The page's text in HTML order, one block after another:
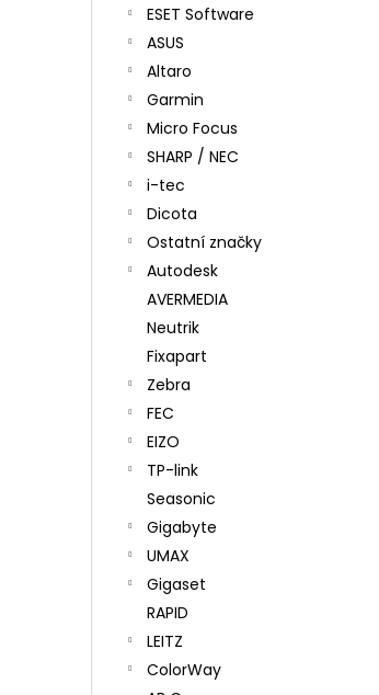
ESET Software
ASUS
Altaro
Garmin
Micro Focus
SHARP / NEC
i-tec
Dicota
Ostatní značky
Autodesk
AVERMEDIA
Neutrik
Fixapart
Zebra
FEC
EIZO
TP-link
Seasonic
Gigabyte
UMAX
Gigaset
RAPID
LEITZ
ColorWay